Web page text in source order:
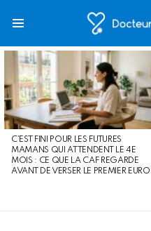
LATEST
STORIES
C’EST FINI POUR LES FUTURES
MAMANS QUI ATTENDENT LE 4E
MOIS : CE QUE LA CAF REGARDE
AVANT DE VERSER LE PREMIER EURO